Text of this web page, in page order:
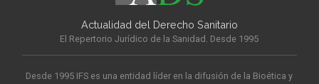
Actualidad del Derecho Sanitario
El Repertorio Jurídico de la Sanidad. Desde 1995
Desde 1995 IFS es una entidad líder en la difusión de la Bioética y